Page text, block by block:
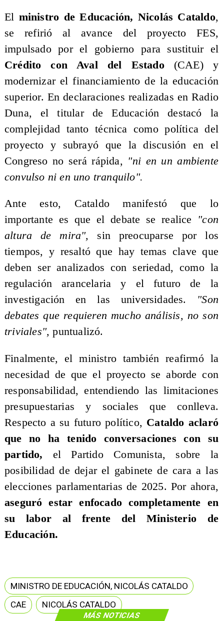
MÁS NOTICIAS
​El ministro de Educación, Nicolás Cataldo,
se refirió al avance del proyecto FES,
impulsado por el gobierno para sustituir el
Crédito con Aval del Estado(CAE) y
modernizar el financiamiento de la educación
superior. En declaraciones realizadas en Radio
Duna, el titular de Educación destacó la
complejidad tanto técnica como política del
proyecto y subrayó que la discusión en el
Congreso no será rápida, "ni en un ambiente
convulso ni en uno tranquilo".
Ante esto, Cataldo manifestó que lo
importante es que el debate se realice "con
altura de mira",
sin preocuparse por los
tiempos, y resaltó que hay temas clave que
deben ser analizados con seriedad, como la
regulación arancelaria y el futuro de la
investigación en las universidades. "Son
debates que requieren mucho análisis, no son
triviales", puntualizó.
Finalmente, el ministro también reafirmó la
necesidad de que el proyecto se aborde con
responsabilidad, entendiendo las limitaciones
presupuestarias y sociales que conlleva.
Respecto a su futuro político, Cataldo aclaró
que no ha tenido conversaciones con su
partido, el Partido Comunista, sobre la
posibilidad de dejar el gabinete de cara a las
elecciones parlamentarias de 2025. Por ahora,
aseguró estar enfocado completamente en
su labor al frente del Ministerio de
Educación.
MINISTRO DE EDUCACIÓN, NICOLÁS CATALDO
CAE
NICOLÁS CATALDO